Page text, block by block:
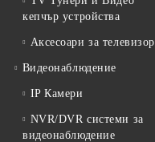
кепчър устройства
Аксесоари за телевизор
Видеонаблюдение
IP Камери
NVR/DVR системи за
видеонаблюдение